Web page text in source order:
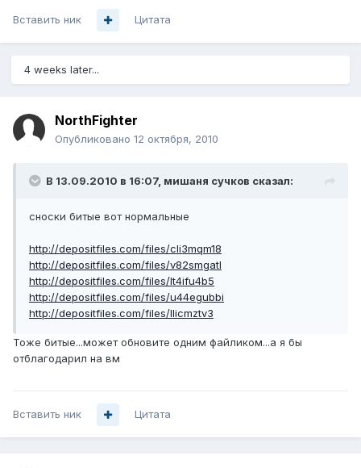
Вставить ник Цитата
4 weeks later...
NorthFighter
Опубликовано 12 октября, 2010
В 13.09.2010 в 16:07, мишаня сучков сказал:
сноски битые вот нормальные
http://depositfiles.com/files/cli3mqm18
http://depositfiles.com/files/v82smgatl
http://depositfiles.com/files/lt4ifu4b5
http://depositfiles.com/files/u44egubbi
http://depositfiles.com/files/llicmztv3
Тоже битые...может обновите одним файликом...а я бы
отблагодарил на вм
Вставить ник Цитата